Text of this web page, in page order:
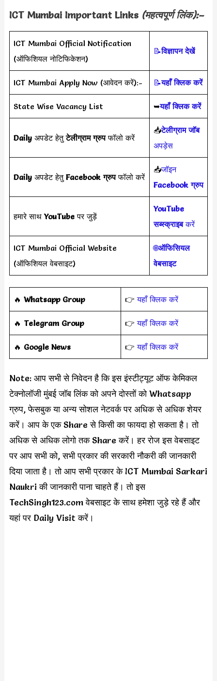
ICT Mumbai Important Links (महत्वपूर्ण लिंक):–
ICT Mumbai Official Notification
(ऑफिशियल नोटिफिकेशन)
📝विज्ञापन देखें
ICT Mumbai Apply Now (आवेदन करें):- 📝यहाँ क्लिक करें
State Wise Vacancy List ➥यहाँ क्लिक करें
Daily अपडेट हेतुटेलीग्राम ग्रुपफॉलो करें
📥टेलीग्राम जॉब
अपड़ेस
Daily अपडेट हेतुFacebook ग्रुपफॉलो करें
📥जॉइन
Facebook ग्रुप
हमारे साथYouTubeपर जुड़ें
YouTube
सब्स्क्राइबकरें
ICT Mumbai Official Website
(ऑफिशियल वेबसाइट)
🌐ऑफिसियल
वेबसाइट
‎️‍🔥 Whatsapp Group 👉यहाँ क्लिक करें
‎️‍🔥 Telegram Group 👉यहाँ क्लिक करें
️‍🔥 Google News 👉 यहाँ क्लिक करें
Note: आप सभी से निवेदन है कि इस इंस्टीट्यूट ऑफ केमिकल
टेक्नोलॉजी मुंबई जॉब लिंक को अपने दोस्तों को Whatsapp
ग्रुप, फेसबुक या अन्य सोशल नेटवर्क पर अधिक से अधिक शेयर
करें। आप के एक Share से किसी का फायदा हो सकता है। तो
अधिक से अधिक लोगो तक Share करें। हर रोज इस वेबसाइट
पर आप सभी को, सभी प्रकार की सरकारी नौकरी की जानकारी
दिया जाता है। तो आप सभी प्रकार के ICT Mumbai Sarkari
Naukri की जानकारी पाना चाहते हैं। तो इस
TechSingh123.com वेबसाइट के साथ हमेशा जुड़े रहे हैं और
यहां पर Daily Visit करें।